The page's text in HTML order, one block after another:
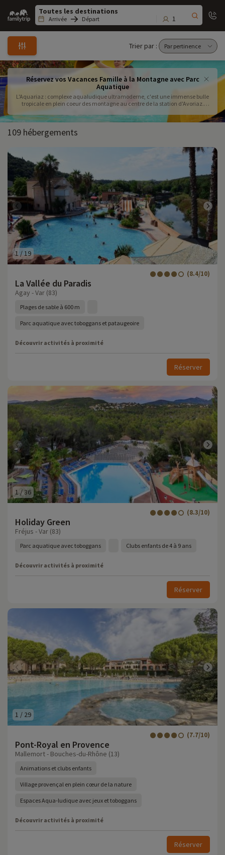
Family
trip
Arrivée Départ 1
Trier par :
Réservez vos Vacances Famille à la Montagne avec Parc
Aquatique
L'Aquariaz : complexe aqualudique ultramoderne, c'est une immense bulle
tropicale en plein coeur des montagne au centre de la station d'Avoriaz.
cascade, jacuzzi extérieur, arbre à eau ! Réserver un séjour au ski avec
centre aquatique et bénéficiez d'1 à 2 euros de réduction par entrée !
109 hébergements
1 /19
La Vallée du Paradis
(8.4/10)
Agay - Var (83)
Plages de sable à 600 m
Parc aquatique avec toboggans et pataugeoire
Découvrir activités à proximité
Réserver
1 /36
Holiday Green
(8.3/10)
Fréjus - Var (83)
Parc aquatique avec toboggans Clubs enfants de 4 à 9 ans
Découvrir activités à proximité
Réserver
1 / 29
Pont-Royal en Provence
(7.7/10)
Mallemort - Bouches-du-Rhône (13)
Animations et clubs enfants
Village provençal en plein cœur de la nature
Espaces Aqua-ludique avec jeux et toboggans
Découvrir activités à proximité
Réserver